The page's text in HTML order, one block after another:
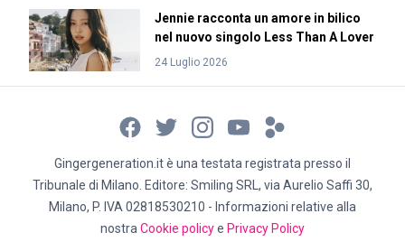
Jennie racconta un amore in bilico
nel nuovo singolo Less Than A Lover
24 Luglio 2026
Gingergeneration.it è una testata registrata presso il
Tribunale di Milano. Editore: Smiling SRL, via Aurelio Saffi 30,
Milano, P. IVA 02818530210 - Informazioni relative alla
nostra Cookie policye Privacy Policy